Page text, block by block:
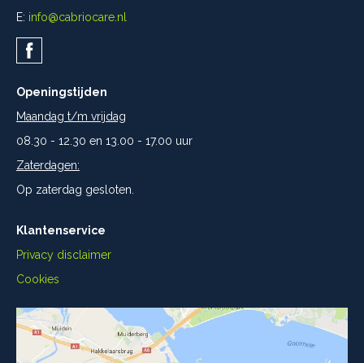
E: info@cabriocare.nl
Openingstijden
Maandag t/m vrijdag
08.30 - 12.30 en 13.00 - 17.00 uur
Zaterdagen:
Op zaterdag gesloten.
Klantenservice
Privacy disclaimer
Cookies